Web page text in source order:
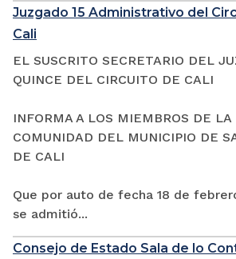
Juzgado 15 Administrativo del
Cali
EL SUSCRITO SECRETARIO DEL
QUINCE DEL CIRCUITO DE CALI
INFORMA A LOS MIEMBROS DE LA
COMUNIDAD DEL MUNICIPIO DE
DE CALI
Que por auto de fecha 18 de
se admitió...
Consejo de Estado Sala de lo